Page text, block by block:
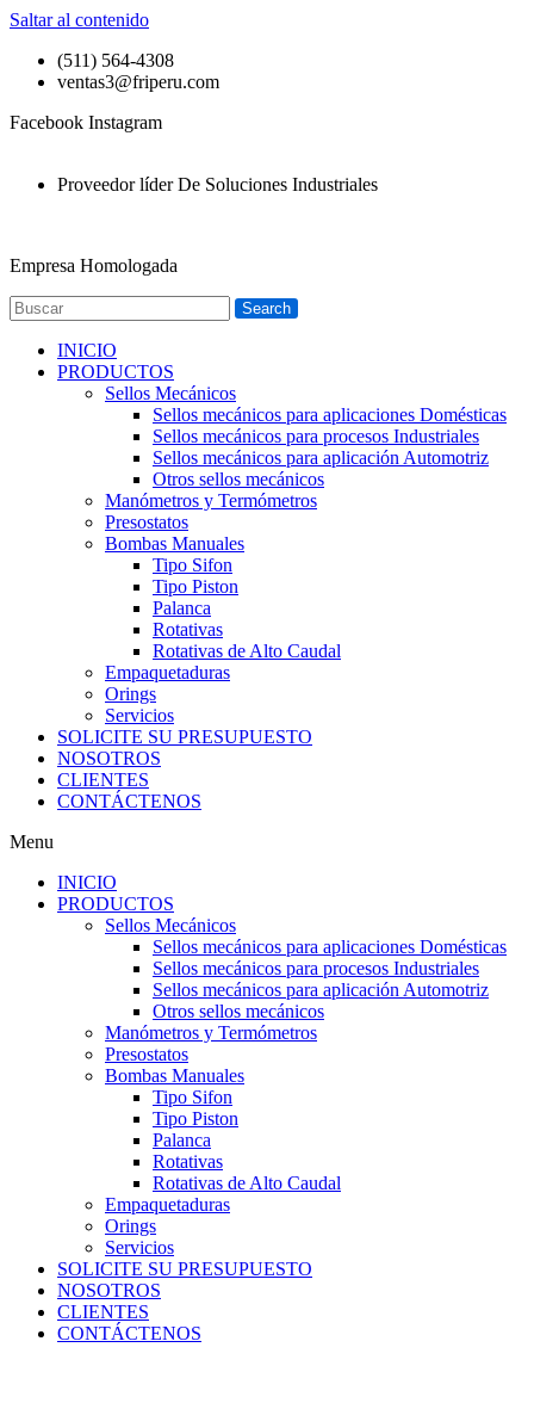
Saltar al contenido
(511) 564-4308
ventas3@friperu.com
Facebook Instagram
Proveedor líder De Soluciones Industriales
Empresa Homologada
Search
INICIO
PRODUCTOS
Sellos Mecánicos
Sellos mecánicos para aplicaciones Domésticas
Sellos mecánicos para procesos Industriales
Sellos mecánicos para aplicación Automotriz
Otros sellos mecánicos
Manómetros y Termómetros
Presostatos
Bombas Manuales
Tipo Sifon
Tipo Piston
Palanca
Rotativas
Rotativas de Alto Caudal
Empaquetaduras
Orings
Servicios
SOLICITE SU PRESUPUESTO
NOSOTROS
CLIENTES
CONTÁCTENOS
Menu
INICIO
PRODUCTOS
Sellos Mecánicos
Sellos mecánicos para aplicaciones Domésticas
Sellos mecánicos para procesos Industriales
Sellos mecánicos para aplicación Automotriz
Otros sellos mecánicos
Manómetros y Termómetros
Presostatos
Bombas Manuales
Tipo Sifon
Tipo Piston
Palanca
Rotativas
Rotativas de Alto Caudal
Empaquetaduras
Orings
Servicios
SOLICITE SU PRESUPUESTO
NOSOTROS
CLIENTES
CONTÁCTENOS